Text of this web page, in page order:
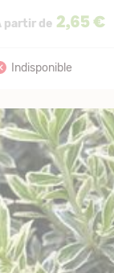
partir de 2,65 €